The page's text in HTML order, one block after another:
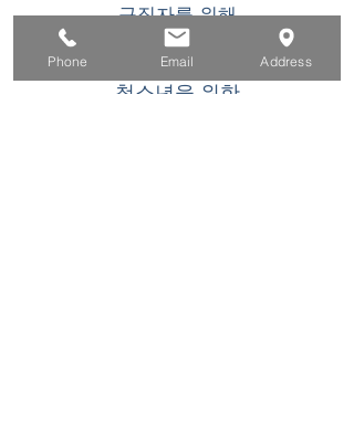
구직자를 위해
기업용
청소년을 위한
Phone Email Address